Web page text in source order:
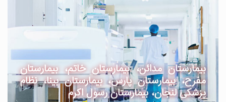
بیمارستان مدائن، بیمارستان خاتم، بیمارستان
مفرح، بیمارستان پارس، بیمارستان بینا، نظام
پزشکی لنجان، بیمارستان رسول اکرم